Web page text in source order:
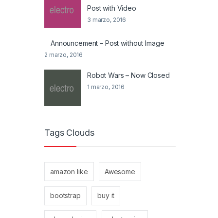
Post with Video
3 marzo, 2016
Announcement – Post without Image
2 marzo, 2016
Robot Wars – Now Closed
1 marzo, 2016
Tags Clouds
amazon like Awesome
bootstrap buy it